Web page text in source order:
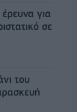
για
σε
του